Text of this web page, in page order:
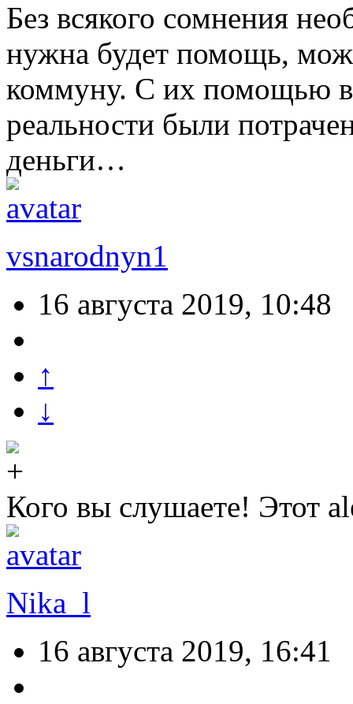
Без всякого сомнения
нужна будет помощь,
коммуну. С их помощью
реальности были
деньги…
vsnarodnyn1
16 августа 2019, 10:48
↑
↓
Кого вы слушаете! Этот
Nika_l
16 августа 2019, 16:41